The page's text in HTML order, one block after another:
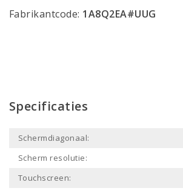
Fabrikantcode: 1A8Q2EA#UUG
Specificaties
Schermdiagonaal:
Scherm resolutie:
Touchscreen: